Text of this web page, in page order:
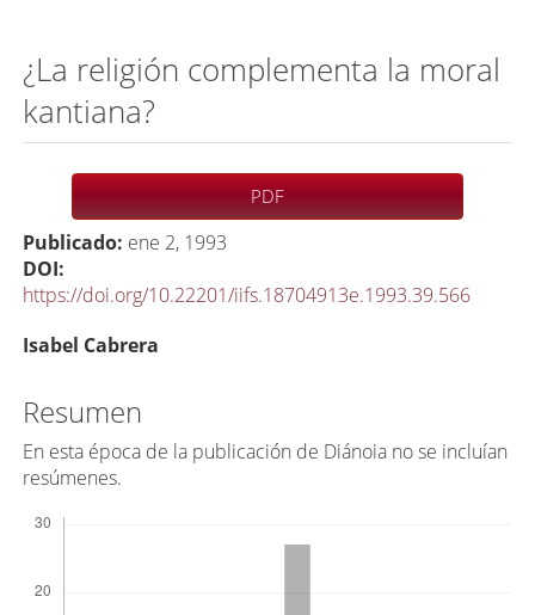
¿La religión complementa la moral
kantiana?
Barra
lateral
del
artículo
PDF
Publicado: ene 2, 1993
DOI:
https://doi.org/10.22201/iifs.18704913e.1993.39.566
C
n
t
e
o
Isabel Cabrera
Resumen
En esta época de la publicación de Diánoia no se incluían
resúmenes.